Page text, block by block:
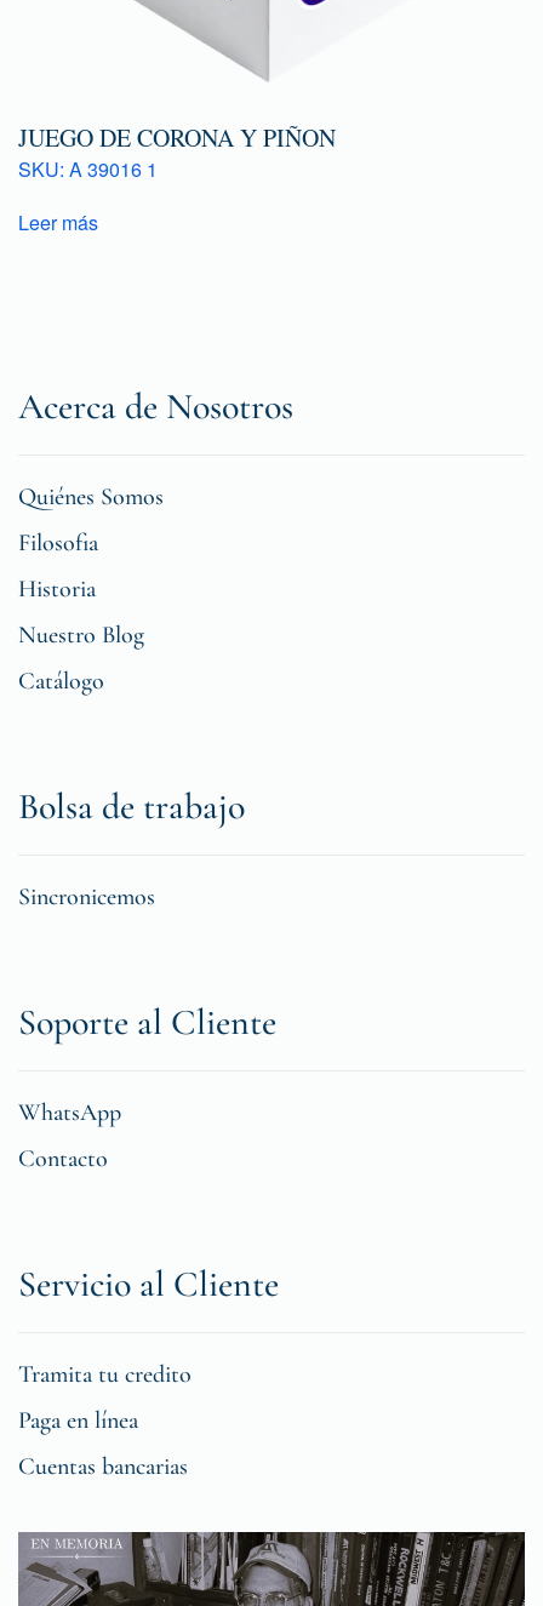
JUEGO DE CORONA Y PIÑON
SKU: A 39016 1
Leer más
Acerca de Nosotros
Quiénes Somos
Filosofia
Historia
Nuestro Blog
Catálogo
Bolsa de trabajo
Sincronicemos
Soporte al Cliente
WhatsApp
Contacto
Servicio al Cliente
Tramita tu credito
Paga en línea
Cuentas bancarias